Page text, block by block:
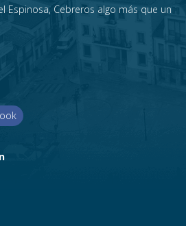
Espinosa, Cebreros algo más que un